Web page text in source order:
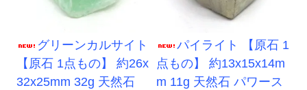
グリーンカルサイト
【原石 1点もの】 約26x
32x25mm 32g 天然石
パイライト 【原石 1
点もの】 約13x15x14m
m 11g 天然石 パワース